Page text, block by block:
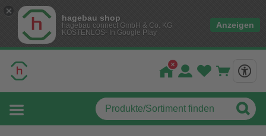
hagebau shop
hagebau connect GmbH & Co. KG
KOSTENLOS- In Google Play
Anzeigen